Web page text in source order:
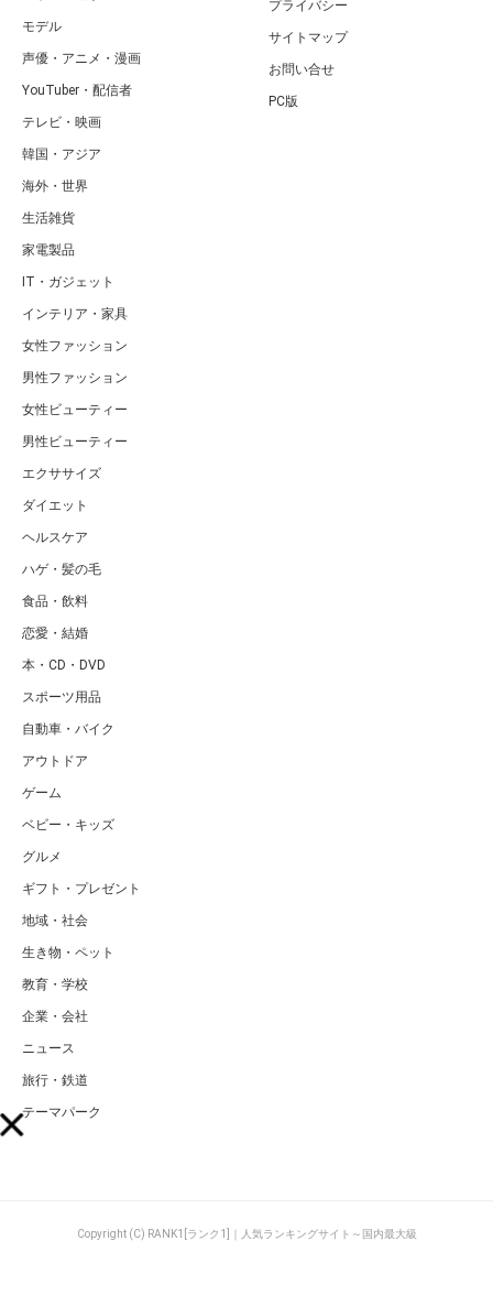
モデル
声優・アニメ・漫画
YouTuber・配信者
テレビ・映画
韓国・アジア
海外・世界
生活雑貨
家電製品
IT・ガジェット
インテリア・家具
女性ファッション
男性ファッション
女性ビューティー
男性ビューティー
エクササイズ
ダイエット
ヘルスケア
ハゲ・髪の毛
食品・飲料
恋愛・結婚
本・CD・DVD
スポーツ用品
自動車・バイク
アウトドア
ゲーム
ベビー・キッズ
グルメ
ギフト・プレゼント
地域・社会
生き物・ペット
教育・学校
企業・会社
ニュース
旅行・鉄道
テーマパーク
プライバシー
サイトマップ
お問い合せ
PC版
Copyright (C) RANK1[ランク1]｜人気ランキングサイト～国内最大級